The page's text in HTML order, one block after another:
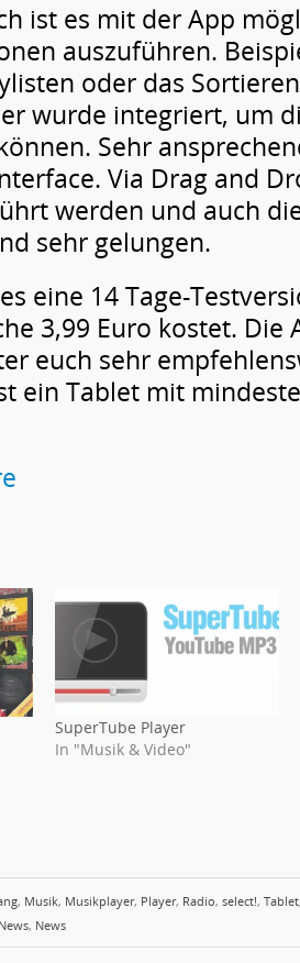
ist es mit der App
auszuführen.
oder das
wurde integriert, um
Sehr
Via Drag and
werden und auch
sehr gelungen.
eine 14 Tage-
3,99 Euro kostet. Die
euch sehr
ein Tablet mit
SuperTube Player
In "Musik & Video"
, Musik, Musikplayer, Player, Radio, select!, Tablet
, News